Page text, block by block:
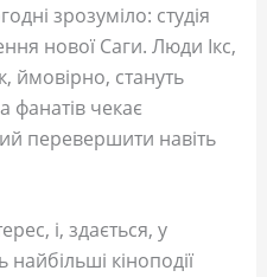
зрозуміло: студія
нової Саги. Люди Ікс,
ймовірно, стануть
фанатів чекає
перевершити навіть
і, здається, у
кіноподії